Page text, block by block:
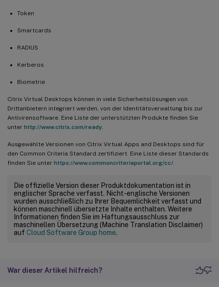
Token
Smartcards
RADIUS
Kerberos
Biometrie
Citrix Virtual Desktops können in viele Sicherheitslösungen von
Drittanbietern integriert werden, von der Identitätsverwaltung bis zur
Antivirensoftware. Eine Liste der unterstützten Produkte finden Sie
unter http://www.citrix.com/ready
Ausgewählte Versionen von Citrix Virtual Apps and Desktops sind für
den Common Criteria Standard zertifiziert. Eine Liste dieser Standards
finden Sie unter https://www.commoncriteriaportal.org/cc/
Die offizielle Version dieser Produktdokumentation ist in
englischer Sprache verfasst. Nicht-englische Versionen
wurden ausschließlich zu Ihrer Bequemlichkeit verfasst und
können maschinell übersetzte Inhalte enthalten. Weitere
Informationen finden Sie im Haftungsausschluss zur
maschinellen Übersetzung (Machine Translation Disclaimer)
auf Cloud Software Group home.
War dieser Artikel hilfreich?